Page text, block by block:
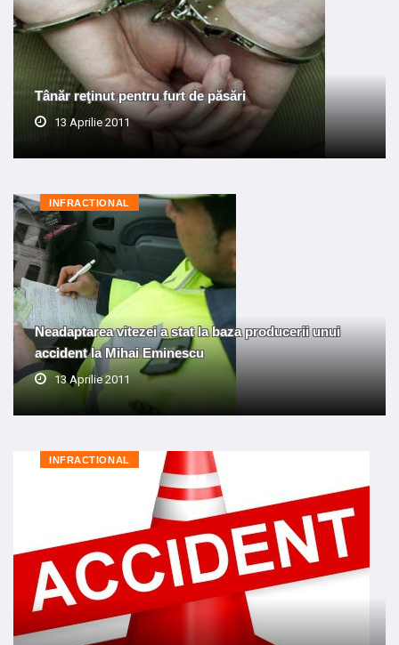
Tânăr reţinut pentru furt de păsări
13 Aprilie 2011
INFRACTIONAL
Neadaptarea vitezei a stat la baza producerii unui
accident la Mihai Eminescu
13 Aprilie 2011
INFRACTIONAL